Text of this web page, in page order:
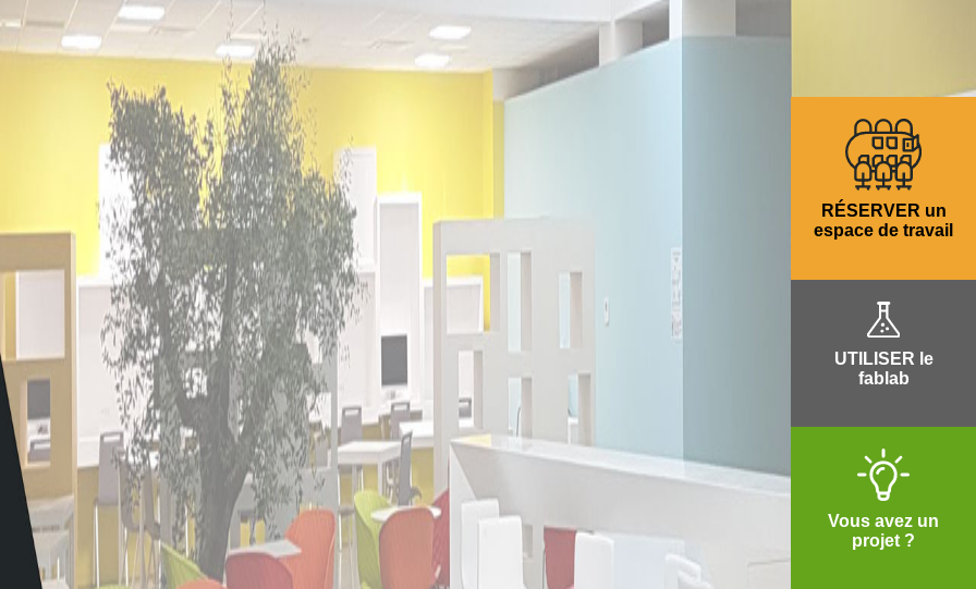
RÉSERVER un
espace de travail
UTILISER le
fablab
Vous avez un
projet ?